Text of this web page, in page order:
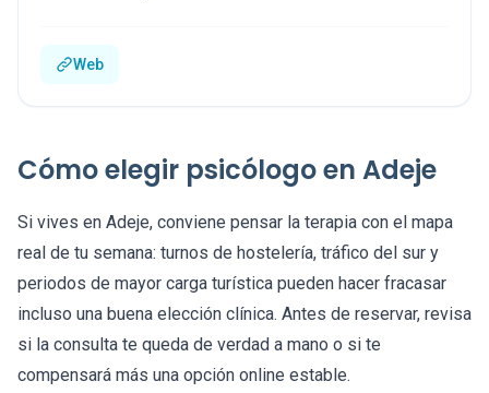
Web
Cómo elegir psicólogo en Adeje
Si vives en Adeje, conviene pensar la terapia con el mapa
real de tu semana: turnos de hostelería, tráfico del sur y
periodos de mayor carga turística pueden hacer fracasar
incluso una buena elección clínica. Antes de reservar, revisa
si la consulta te queda de verdad a mano o si te
compensará más una opción online estable.